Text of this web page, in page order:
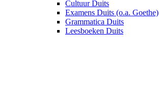
Cultuur Duits
Examens Duits (o.a. Goethe)
Grammatica Duits
Leesboeken Duits